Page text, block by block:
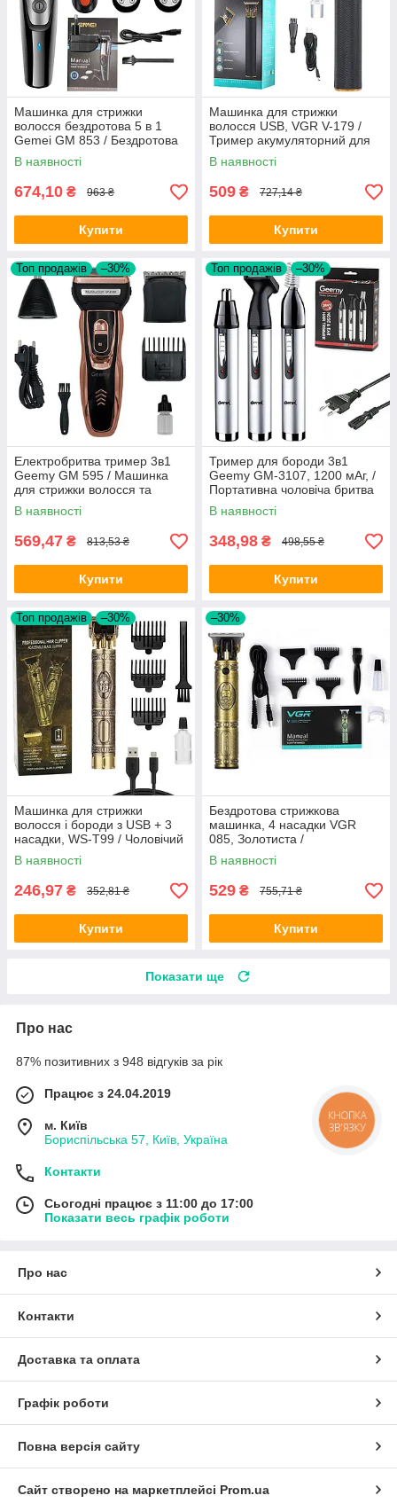
Машинка для стрижки
волосся бездротова 5 в 1
Gemei GM 853 / Бездротова
машинка для волосся
В наявності
674,10 ₴ 963 ₴
Купити
Машинка для стрижки
волосся USB, VGR V-179 /
Тример акумуляторний для
стрижки бороди
В наявності
509 ₴ 727,14 ₴
Купити
Топ продажів –30%
Електробритва тример 3в1
Geemy GM 595 / Машинка
для стрижки волосся та
бороди / Акумуляторний
тример для носа
В наявності
569,47 ₴ 813,53 ₴
Купити
Топ продажів –30%
Тример для бороди 3в1
Geemy GM-3107, 1200 мАг, /
Портативна чоловіча бритва
для обличчя, носа та вух
В наявності
348,98 ₴ 498,55 ₴
Купити
Топ продажів –30%
Машинка для стрижки
волосся і бороди з USB + 3
насадки, WS-T99 / Чоловічий
акумуляторний тример для
стрижки
В наявності
246,97 ₴ 352,81 ₴
Купити
–30%
Бездротова стрижкова
машинка, 4 насадки VGR
085, Золотиста /
Акумуляторна машинка /
Тример
В наявності
529 ₴ 755,71 ₴
Купити
Показати ще
Про нас
87% позитивних з 948 відгуків за рік
Працює з 24.04.2019
м. Київ
Бориспільська 57, Київ, Україна
Контакти
Сьогодні працює з 11:00 до 17:00
Показати весь графік роботи
Про нас
Контакти
Доставка та оплата
Графік роботи
Повна версія сайту
Сайт створено на маркетплейсі Prom.ua
КНОПКА
ЗВ'ЯЗКУ